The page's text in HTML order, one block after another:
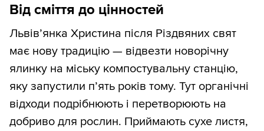
Від сміття до цінностей
Львів’янка Христина після Різдвяних свят
має нову традицію — відвезти новорічну
ялинку на міську компостувальну станцію,
яку запустили п’ять років тому. Тут органічні
відходи подрібнюють і перетворюють на
добриво для рослин. Приймають сухе листя,